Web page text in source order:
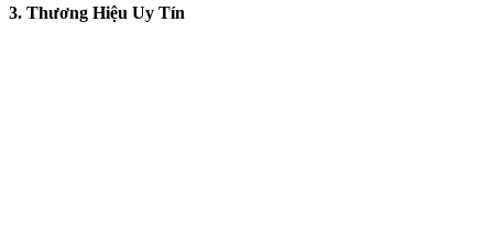
3. Thương Hiệu Uy Tín